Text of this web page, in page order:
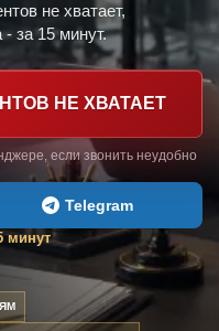
не хватает,
за 15 минут.
НЕ ХВАТАЕТ
если звонить неудобно
Telegram
минут